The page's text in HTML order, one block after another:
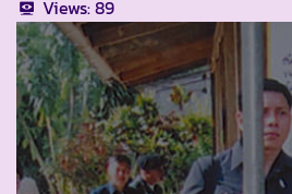
Views:89